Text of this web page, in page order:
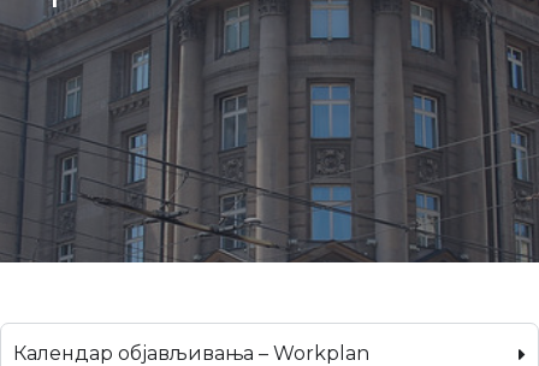
Календар објављивања – Workplan